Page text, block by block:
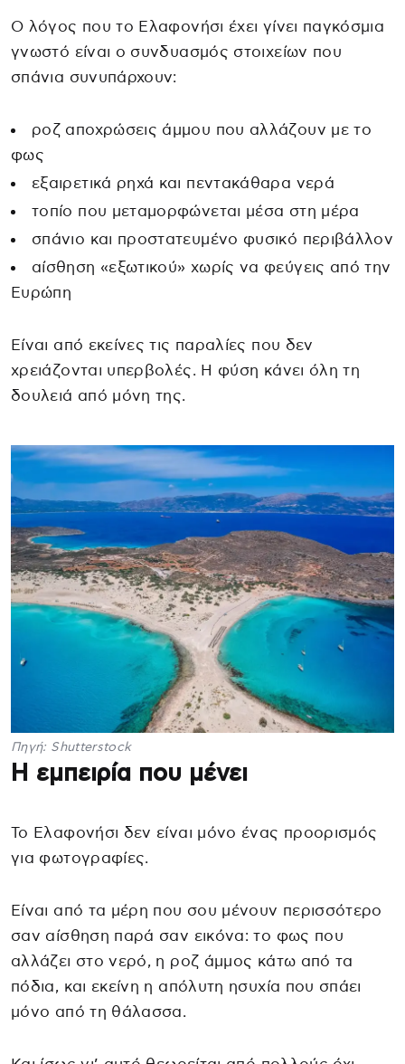
Ο λόγος που το Ελαφονήσι έχει γίνει παγκόσμια
γνωστό είναι ο συνδυασμός στοιχείων που
σπάνια συνυπάρχουν:
ροζ αποχρώσεις άμμου που αλλάζουν με το
φως
εξαιρετικά ρηχά και πεντακάθαρα νερά
τοπίο που μεταμορφώνεται μέσα στη μέρα
σπάνιο και προστατευμένο φυσικό περιβάλλον
αίσθηση «εξωτικού» χωρίς να φεύγεις από την
Ευρώπη
Είναι από εκείνες τις παραλίες που δεν
χρειάζονται υπερβολές. Η φύση κάνει όλη τη
δουλειά από μόνη της.
Πηγή: Shutterstock
Η εμπειρία που μένει
Το Ελαφονήσι δεν είναι μόνο ένας προορισμός
για φωτογραφίες.
Είναι από τα μέρη που σου μένουν περισσότερο
σαν αίσθηση παρά σαν εικόνα: το φως που
αλλάζει στο νερό, η ροζ άμμος κάτω από τα
πόδια, και εκείνη η απόλυτη ησυχία που σπάει
μόνο από τη θάλασσα.